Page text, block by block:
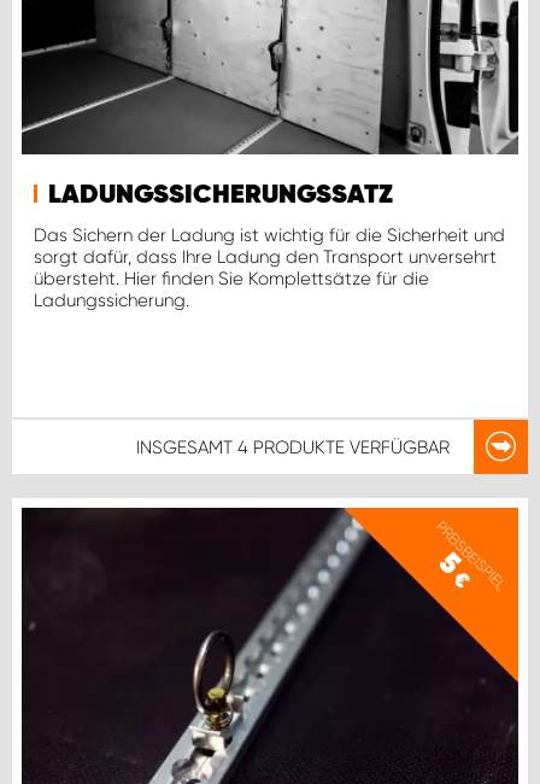
LADUNGSSICHERUNGSSATZ
Das Sichern der Ladung ist wichtig für die Sicherheit und
sorgt dafür, dass Ihre Ladung den Transport unversehrt
übersteht. Hier finden Sie Komplettsätze für die
Ladungssicherung.
INSGESAMT 4 PRODUKTE VERFÜGBAR
PREISBEISPIEL
5
€